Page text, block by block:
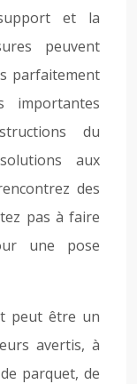
et la
peuvent
parfaitement
du
aux
des
pas à faire
une pose
peut être un
avertis, à
parquet, de